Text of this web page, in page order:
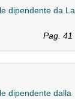
dipendente da La
Pag. 41
dipendente dalla